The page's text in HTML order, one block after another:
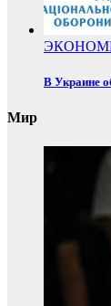
В Украине
Мир